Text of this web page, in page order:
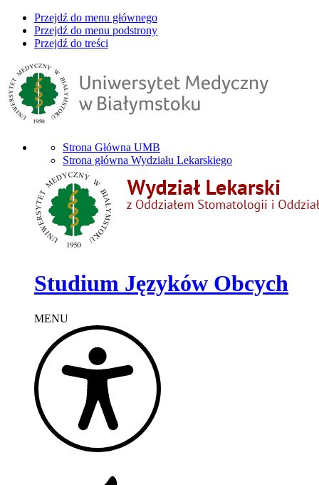
Przejdź do menu głównego
Przejdź do menu podstrony
Przejdź do treści
Strona Główna UMB
Strona główna Wydziału Lekarskiego
Studium Języków Obcych
MENU